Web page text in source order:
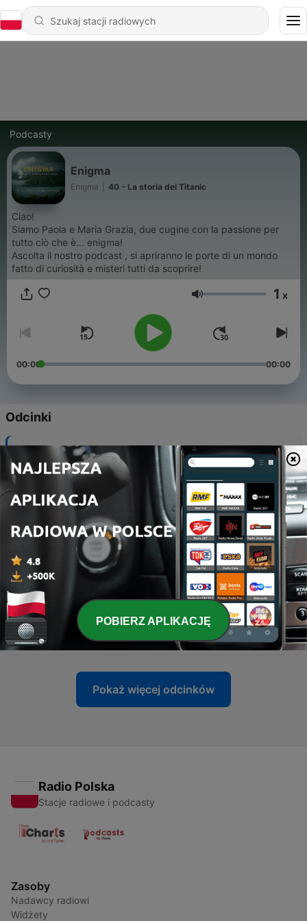
Podcasty
Enigma
Enigma 40 - La storia del Titanic
Ciao!
Siamo Paola e Maria Grazia, due cugine con la passione per
tutto ciò che è... enigma!
Ascolta il nostro podcast , si apriranno le porte di un mondo
fatto di curiosità e misteri tutti da scoprire!
Głośność 1 x
00:00 00:00
Odcinki
- La storia del Titanic
16 lip 2023
39 - I misteri siberiani
38 - Il glitch in the matrix
06 sty 2023
37 - Il mistero del monte Sashta
18 wrz 2022
36 - Il sacro graal
31 maj 2021
Pokaż więcej odcinków
Radio Polska
Stacje radiowe i podcasty
Zasoby
Nadawcy radiowi
Widżety
POBIERZ APLIKACJĘ